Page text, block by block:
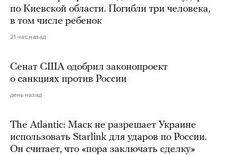
по Киевской области. Погибли три человека,
в том числе ребенок
21 час назад
Сенат США одобрил законопроект
о санкциях против России
день назад
The Atlantic: Маск не разрешает Украине
использовать Starlink для ударов по России.
Он считает, что «пора заключать сделку»